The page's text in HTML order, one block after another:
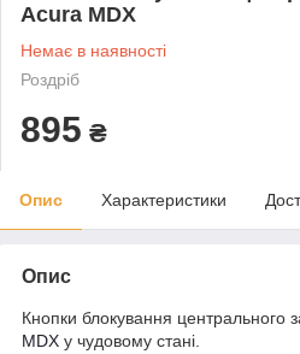
Acura MDX
Немає в наявності
Роздріб
895 ₴
Опис Характеристики
Опис
Кнопки блокування центрального
MDX у чудовому стані.